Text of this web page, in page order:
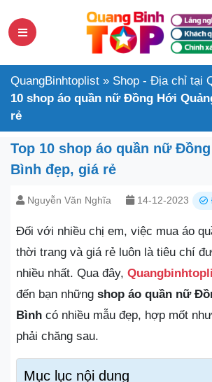
QuangBinhtoplist » Shop - Địa chỉ tại
10 shop áo quần nữ Đồng Hới
rẻ
Top 10 shop áo quần nữ
Bình đẹp, giá rẻ
Nguyễn Văn Nghĩa 14-12-2023
Đối với nhiều chị em, việc mua áo
thời trang và giá rẻ luôn là tiêu chí
nhiều nhất. Qua đây,
đến bạn những shop áo quần nữ
Bình có nhiều mẫu đẹp, hợp mốt
phải chăng sau.
Mục lục nội dung